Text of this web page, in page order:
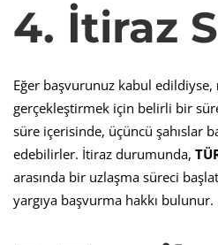
4. İtiraz
Eğer başvurunuz kabul edildiyse,
gerçekleştirmek için belirli bir
süre içerisinde, üçüncü şahıslar
edebilirler. İtiraz durumunda,
arasında bir uzlaşma süreci
yargıya başvurma hakkı bulunur.